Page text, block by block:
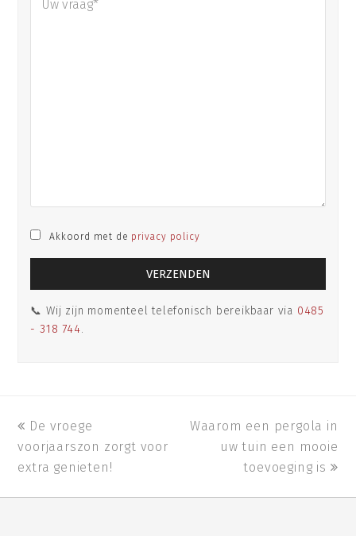
Akkoord met de privacy policy
📞 Wij zijn momenteel telefonisch bereikbaar via 0485
- 318 744.
previous
post:
De vroege
voorjaarszon zorgt voor
extra genieten!
next
post:
Waarom een pergola in
uw tuin een mooie
toevoeging is